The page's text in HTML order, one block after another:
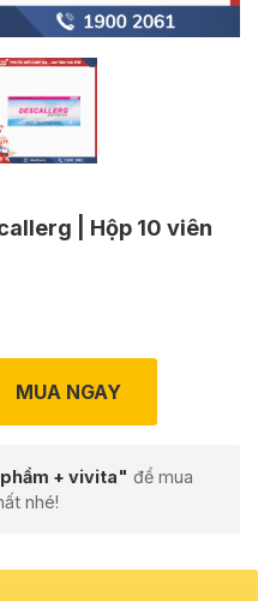
| Hộp 10 viên
MUA NGAY
+ vivita" để mua
nhé!